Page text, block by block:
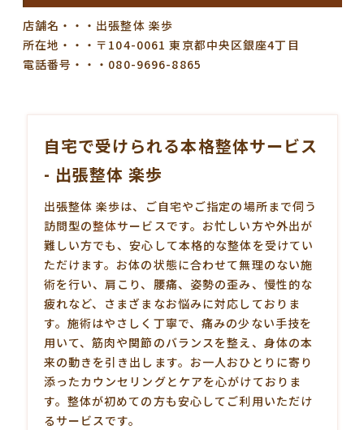
店舗名・・・出張整体 楽歩
所在地・・・〒104-0061 東京都中央区銀座4丁目
電話番号・・・080-9696-8865
自宅で受けられる本格整体サービス
- 出張整体 楽歩
出張整体 楽歩は、ご自宅やご指定の場所まで伺う
訪問型の整体サービスです。お忙しい方や外出が
難しい方でも、安心して本格的な整体を受けてい
ただけます。お体の状態に合わせて無理のない施
術を行い、肩こり、腰痛、姿勢の歪み、慢性的な
疲れなど、さまざまなお悩みに対応しておりま
す。施術はやさしく丁寧で、痛みの少ない手技を
用いて、筋肉や関節のバランスを整え、身体の本
来の動きを引き出します。お一人おひとりに寄り
添ったカウンセリングとケアを心がけておりま
す。整体が初めての方も安心してご利用いただけ
るサービスです。